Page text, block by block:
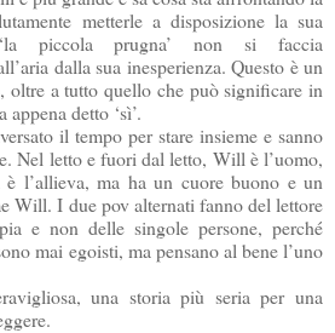
metterle a disposizione la sua
piccola prugna’ non si faccia
dalla sua inesperienza. Questo è un
oltre a tutto quello che può significare in
detto ‘sì’.
il tempo per stare insieme e sanno
Nel letto e fuori dal letto, Will è l’uomo,
è l’allieva, ma ha un cuore buono e un
Will. I due pov alternati fanno del lettore
e non delle singole persone, perché
mai egoisti, ma pensano al bene l’uno
una storia più seria per una